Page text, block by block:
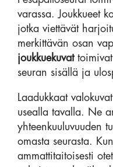
varassa. Joukkueet
jotka viettävät
merkittävän osan
joukkuekuvattoimivat
seuran sisällä ja
Laadukkaat
usealla tavalla. Ne
yhteenkuuluvuuden
omasta seurasta.
ammattitaitoisesti